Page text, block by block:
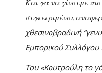
Και γα να γίνουμε πιο
χθεσινοβραδινή
Εμπορικού Συλλόγου
Του «Κουτρούλη το